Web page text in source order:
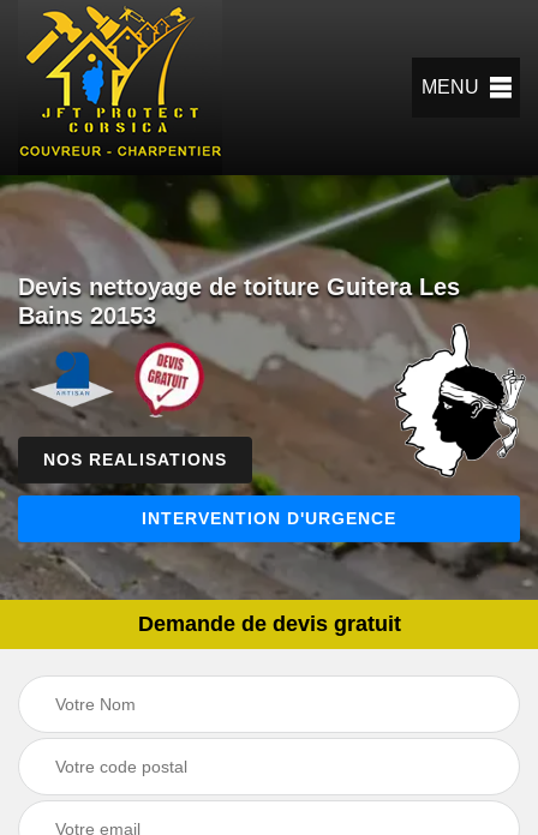
MENU
Devis nettoyage de toiture Guitera Les
Bains 20153
NOS REALISATIONS
INTERVENTION D'URGENCE
Demande de devis gratuit